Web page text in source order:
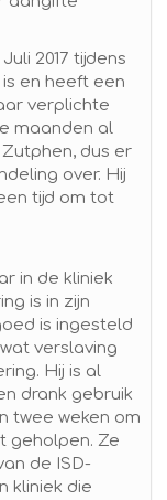
2017 tijdens
en heeft een
verplichte
maanden al
Zutphen, dus er
over. Hij
tijd om tot
in de kliniek
is in zijn
is ingesteld
verslaving
Hij is al
drank gebruik
twee weken om
geholpen. Ze
de ISD-
kliniek die